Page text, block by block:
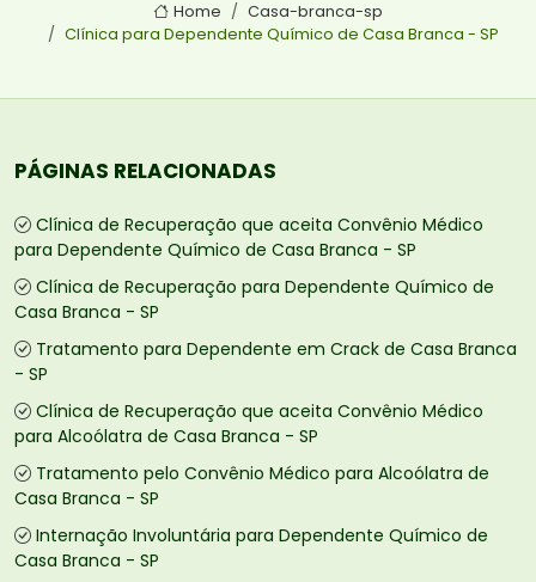
Home
Casa-branca-sp
Clínica para Dependente Químico de Casa Branca - SP
PÁGINAS RELACIONADAS
Clínica de Recuperação que aceita Convênio Médico
para Dependente Químico de Casa Branca - SP
Clínica de Recuperação para Dependente Químico de
Casa Branca - SP
Tratamento para Dependente em Crack de Casa Branca
- SP
Clínica de Recuperação que aceita Convênio Médico
para Alcoólatra de Casa Branca - SP
Tratamento pelo Convênio Médico para Alcoólatra de
Casa Branca - SP
Internação Involuntária para Dependente Químico de
Casa Branca - SP